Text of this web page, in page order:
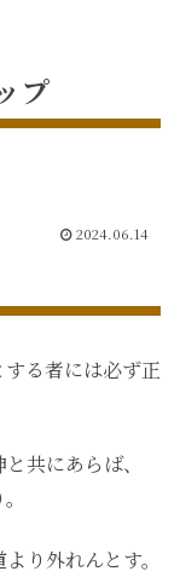
プ
2024.06.14
る者には必ず正
共にあらば、
り外れんとす。